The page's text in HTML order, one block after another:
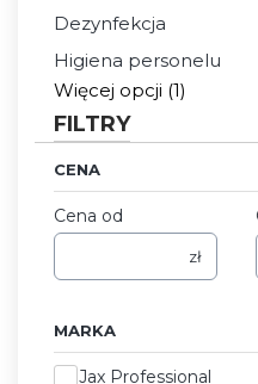
Dezynfekcja
Higiena personelu
Więcej opcji (1)
FILTRY
CENA
Cena od
zł
MARKA
Marka
Jax Professional